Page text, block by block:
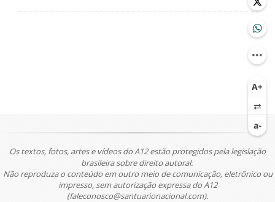
Os textos, fotos, artes e vídeos do A12 estão protegidos pela legislação
brasileira sobre direito autoral.
Não reproduza o conteúdo em outro meio de comunicação, eletrônico ou
impresso, sem autorização expressa do A12
(faleconosco@santuarionacional.com).